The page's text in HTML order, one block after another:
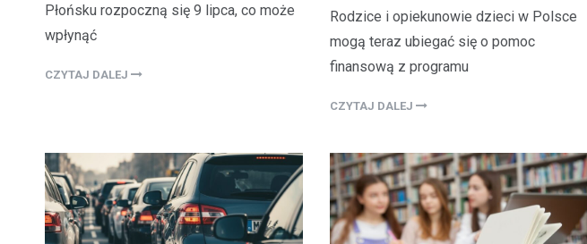
Płońsku rozpoczną się 9 lipca, co może
wpłynąć
CZYTAJ DALEJ
Rodzice i opiekunowie dzieci w Polsce
mogą teraz ubiegać się o pomoc
finansową z programu
CZYTAJ DALEJ